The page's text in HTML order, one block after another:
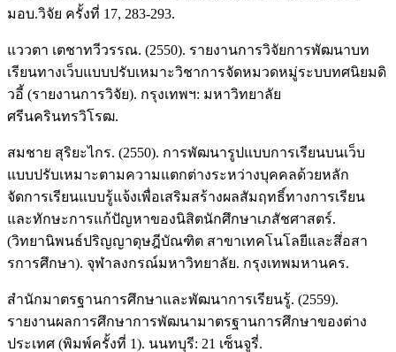
มอบ.วิจัย ครั้งที่ 17, 283-293.
แววตา เตชาทวีวรรณ. (2550). รายงานการวิจัยการพัฒนาบท
เรียนทางเว็บแบบปรับเหมาะวิชาการจัดหมวดหมู่ระบบทศนิยมดิ
วอี้ (รายงานการวิจัย). กรุงเทพฯ: มหาวิทยาลัย
ศรีนครินทรวิโรฒ.
สมชาย สุริยะไกร. (2550). การพัฒนารูปแบบการเรียนบนเว็บ
แบบปรับเหมาะตามความแตกต่างระหว่างบุคคลด้วยหลัก
จัดการเรียนแบบรู้แจ้งเพื่อเสริมสร้างผลสัมฤทธิ์ทางการเรียน
และทักษะการแก้ปัญหาของนิสิตนักศึกษาเภสัชศาสตร์.
(วิทยานิพนธ์ปริญญาดุษฎีบัณฑิต สาขาเทคโนโลยีและสึ่อสา
รการศึกษา). จุฬาลงกรณ์มหาวิทยาลัย. กรุงเทพมหานคร.
สำนักมาตรฐานการศึกษาและพัฒนาการเรียนรู้. (2559).
รายงานผลการศึกษาการพัฒนามาตรฐานการศึกษาของต่าง
ประเทศ (พิมพ์ครั้งที่ 1). นนทบุรี: 21 เซ็นจูรี่.